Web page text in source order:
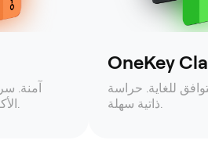
آمنة.
OneKey
للغاية. حراسة